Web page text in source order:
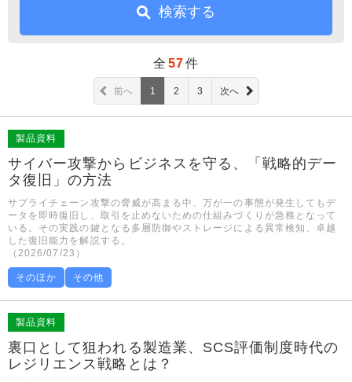
検索する
全 57件
前へ 1 2 3 次へ
製品資料
サイバー攻撃からビジネスを守る、「戦略的デー
タ復旧」の方法
サプライチェーン攻撃の脅威が高まる中、万が一の事態が発生してもデ
ータを即時復旧し、取引を止めないための仕組みづくりが急務となって
いる。その実践の鍵となる多層防御やストレージによる異常検知、卓越
した復旧能力を解説する。
（2026/07/23）
そのほか その他
製品資料
裏口として狙われる製造業、SCS評価制度時代の
レジリエンス戦略とは？